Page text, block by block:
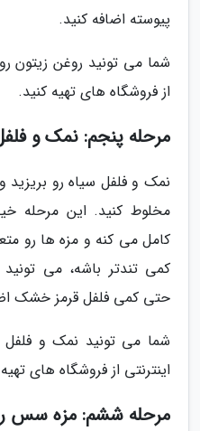
پیوسته اضافه کنید.
شما می تونید روغن زیتون
از فروشگاه های تهیه کنید.
مرحله پنجم: نمک و
نمک و فلفل سیاه رو بریزید
مخلوط کنید. این
کامل می کنه و مزه ها رو
کمی تندتر باشه، می تونید
حتی کمی فلفل قرمز خشک
شما می تونید نمک و
اینترنتی از فروشگاه های
مرحله ششم: مزه سس